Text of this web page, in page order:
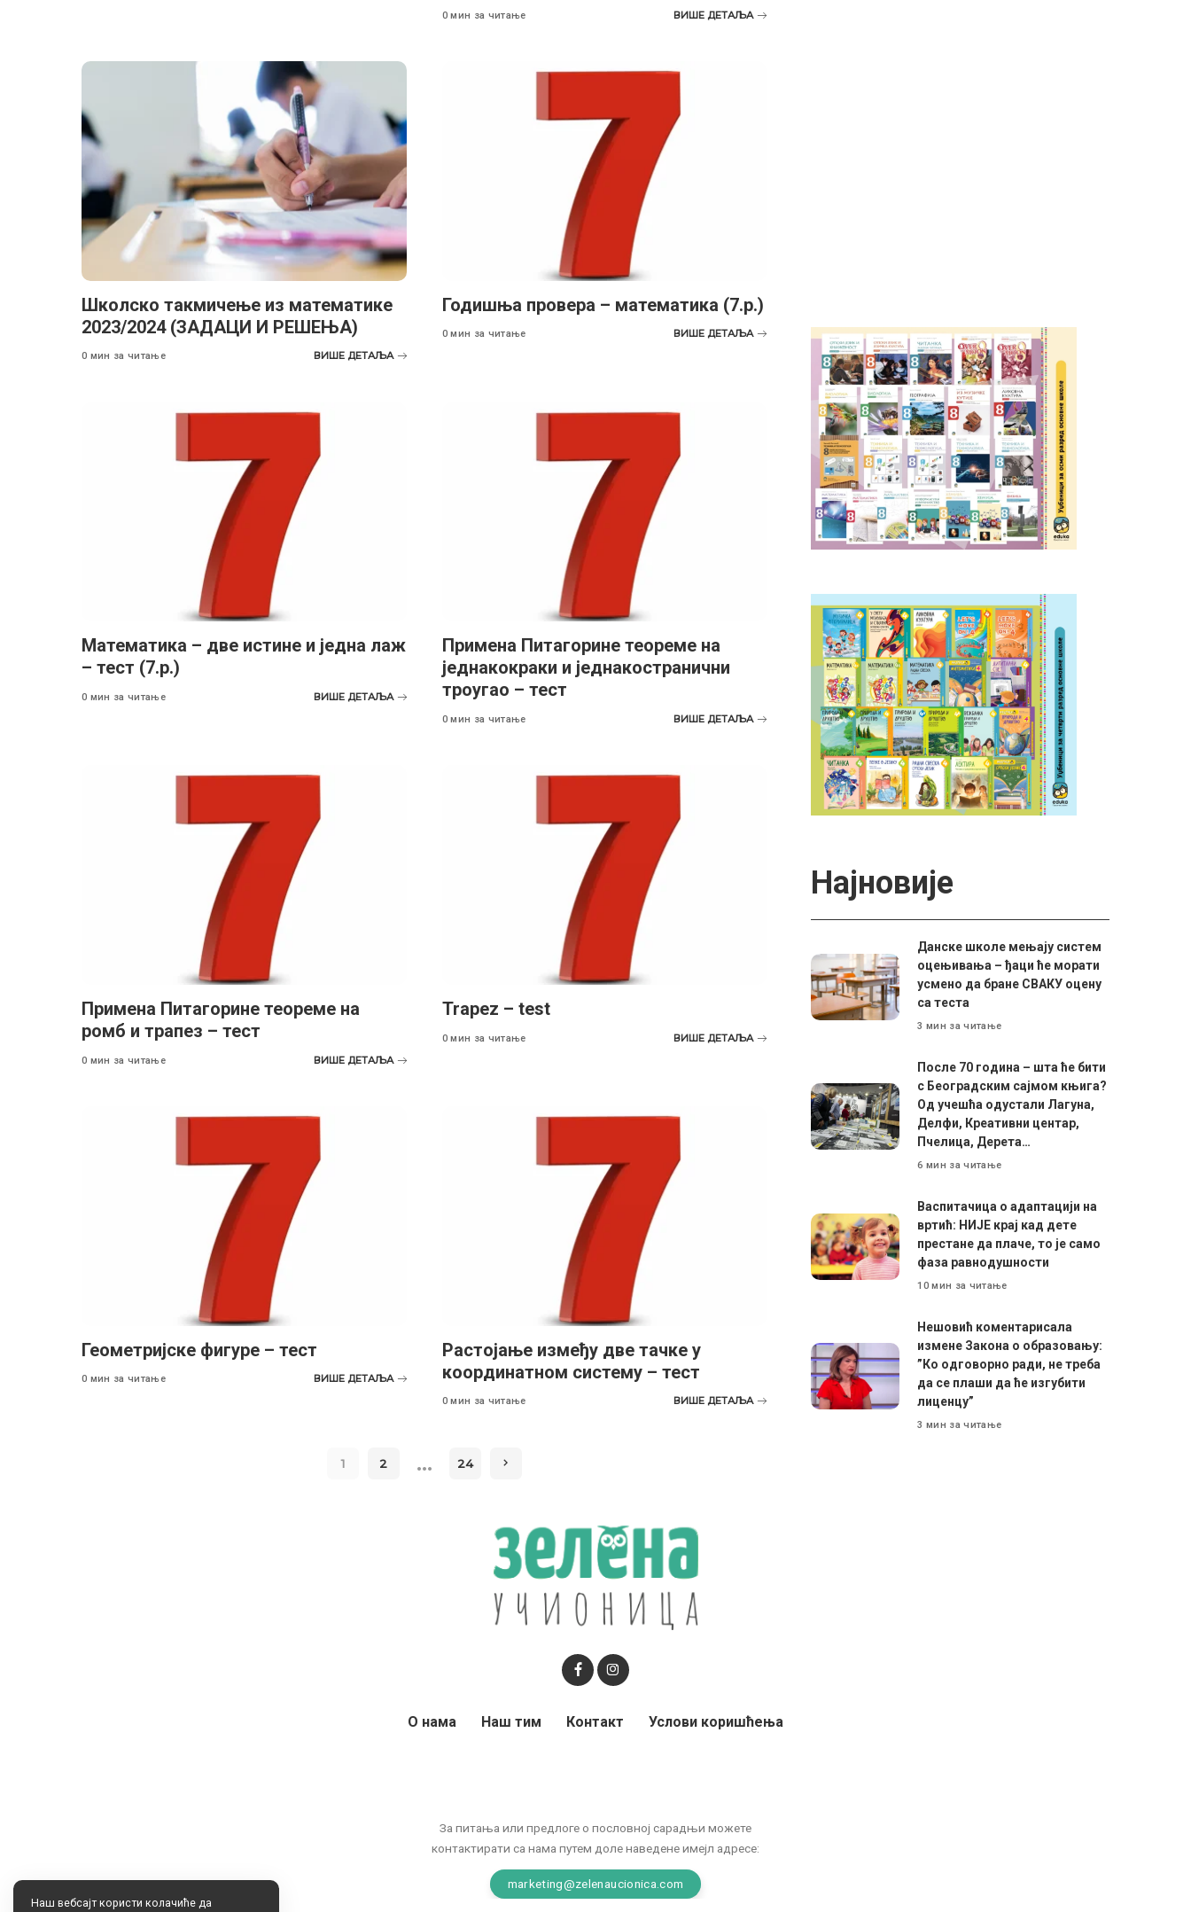
0 мин за читање ВИШЕ ДЕТАЉА
Школско такмичење из математике
2023/2024 (ЗАДАЦИ И РЕШЕЊА)
0 мин за читање ВИШЕ ДЕТАЉА
Годишња провера – математика (7.р.)
0 мин за читање ВИШЕ ДЕТАЉА
Математика – две истине и једна лаж
– тест (7.р.)
0 мин за читање ВИШЕ ДЕТАЉА
Примена Питагорине теореме на
једнакокраки и једнакостранични
троугао – тест
0 мин за читање ВИШЕ ДЕТАЉА
Примена Питагорине теореме на
ромб и трапез – тест
0 мин за читање ВИШЕ ДЕТАЉА
Trapez – test
0 мин за читање ВИШЕ ДЕТАЉА
Геометријске фигуре – тест
0 мин за читање ВИШЕ ДЕТАЉА
Растојање између две тачке у
координатном систему – тест
0 мин за читање ВИШЕ ДЕТАЉА
1 2 … 24
Најновије
Данске школе мењају систем
оцењивања – ђаци ће морати
усмено да бране СВАКУ оцену
са теста
3 мин за читање
После 70 година – шта ће бити
с Београдским сајмом књига?
Од учешћа одустали Лагуна,
Делфи, Креативни центар,
Пчелица, Дерета…
6 мин за читање
Васпитачица о адаптацији на
вртић: НИЈЕ крај кад дете
престане да плаче, то је само
фаза равнодушности
10 мин за читање
Нешовић коментарисала
измене Закона о образовању:
”Ко одговорно ради, не треба
да се плаши да ће изгубити
лиценцу”
3 мин за читање
За питања или предлоге о пословној сарадњи можете
контактирати са нама путем доле наведене имејл адресе:
marketing@zelenaucionica.com
О нама Наш тим Контакт Услови коришћења
Наш вебсајт користи колачиће да